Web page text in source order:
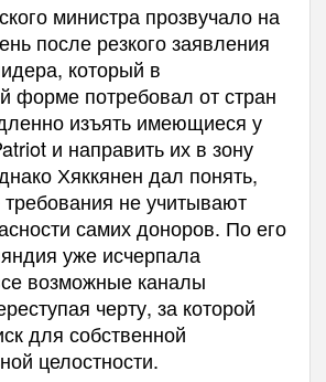
министра прозвучало на
после резкого заявления
который в
форме потребовал от стран
изъять имеющиеся у
и направить их в зону
Хяккянен дал понять,
не учитывают
самих доноров. По его
уже исчерпала
возможные каналы
черту, за которой
для собственной
целостности.